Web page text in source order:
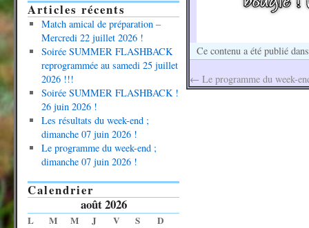
Ce contenu a été publié
← Le programme du week-
Articles récents
Match amical de préparation –
Mercredi 22 juillet 2026 !
Soirée SUMMER FLASHBACK
reprogrammée au samedi 25 juillet
2026 !!!
Soirée SUMMER FLASHBACK !
26 juin 2026 !
Les résultats du week-end ;
dimanche 07 juin 2026 !
Le programme du week-end ;
dimanche 07 juin 2026 !
Calendrier
août 2026
L M M J V S D